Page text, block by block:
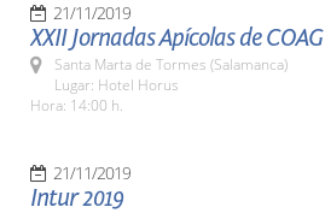
21/11/2019
XXII Jornadas Apícolas de COAG
Santa Marta de Tormes (Salamanca)
Lugar: Hotel Horus
Hora: 14:00 h.
21/11/2019
Intur 2019